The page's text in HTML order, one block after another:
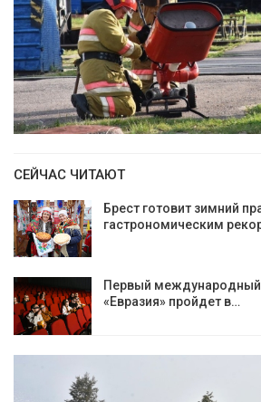
СЕЙЧАС ЧИТАЮТ
Брест готовит зимний
гастрономическим
Первый международный
«Евразия» пройдет в…